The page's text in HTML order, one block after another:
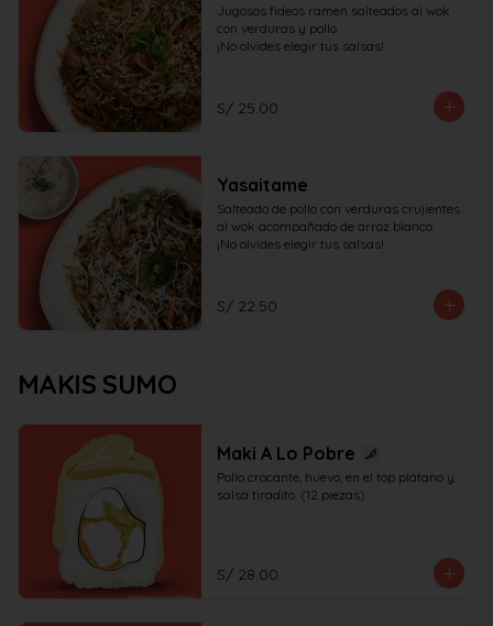
Jugosos fideos ramen salteados al wok
con verduras y pollo.
¡No olvides elegir tus salsas!
S/ 25.00
Yasaitame
Salteado de pollo con verduras crujientes
al wok acompañado de arroz blanco.
¡No olvides elegir tus salsas!
S/ 22.50
MAKIS SUMO
Maki A Lo Pobre
Pollo crocante, huevo, en el top plátano y
salsa tiradito. (12 piezas)
S/ 28.00